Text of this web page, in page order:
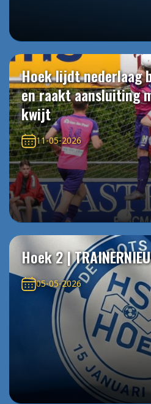
Hoek lijdt nederlaag
en raakt aansluiting
kwijt
11-05-2026
Hoek 2 |
05-05-2026